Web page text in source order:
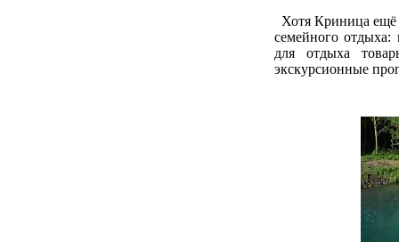
Хотя Криница ещё
семейного
для отдыха
экскурсионные